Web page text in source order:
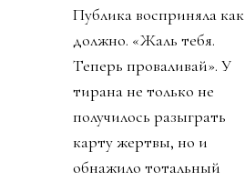
Публика восприняла как
должно. «Жаль тебя.
Теперь проваливай». У
тирана не только не
получилось разыграть
карту жертвы, но и
обнажило тотальный